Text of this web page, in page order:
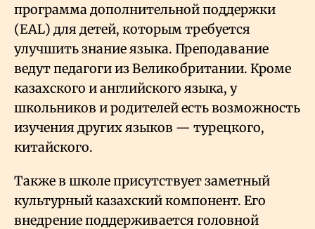
программа дополнительной поддержки
(EAL) для детей, которым требуется
улучшить знание языка. Преподавание
ведут педагоги из Великобритании. Кроме
казахского и английского языка, у
школьников и родителей есть возможность
изучения других языков — турецкого,
китайского.
Также в школе присутствует заметный
культурный казахский компонент. Его
внедрение поддерживается головной